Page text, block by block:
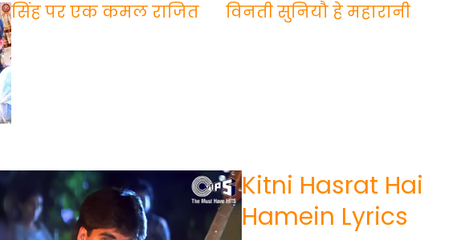
सिंह पर एक कमल राजित विनती सुनियौ हे महारानी
Kitni Hasrat Hai
Hamein Lyrics